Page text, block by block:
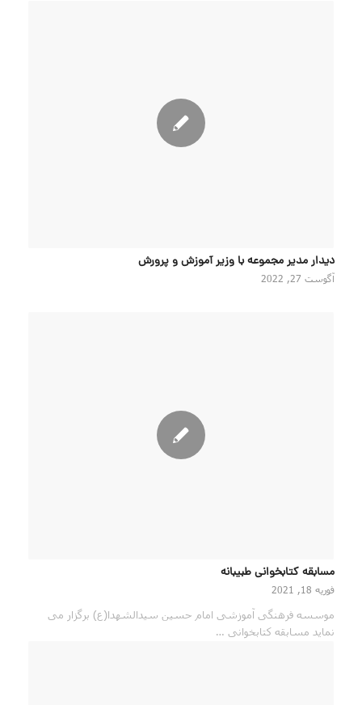
دیدار مدیر مجموعه با وزیر آموزش و پرورش
آگوست 27, 2022
مسابقه کتابخوانی طبیبانه
فوریه 18, 2021
موسسه فرهنگی آموزشی امام حسین سیدالشهدا(ع) برگزار می
نماید مسابقه کتابخوانی …